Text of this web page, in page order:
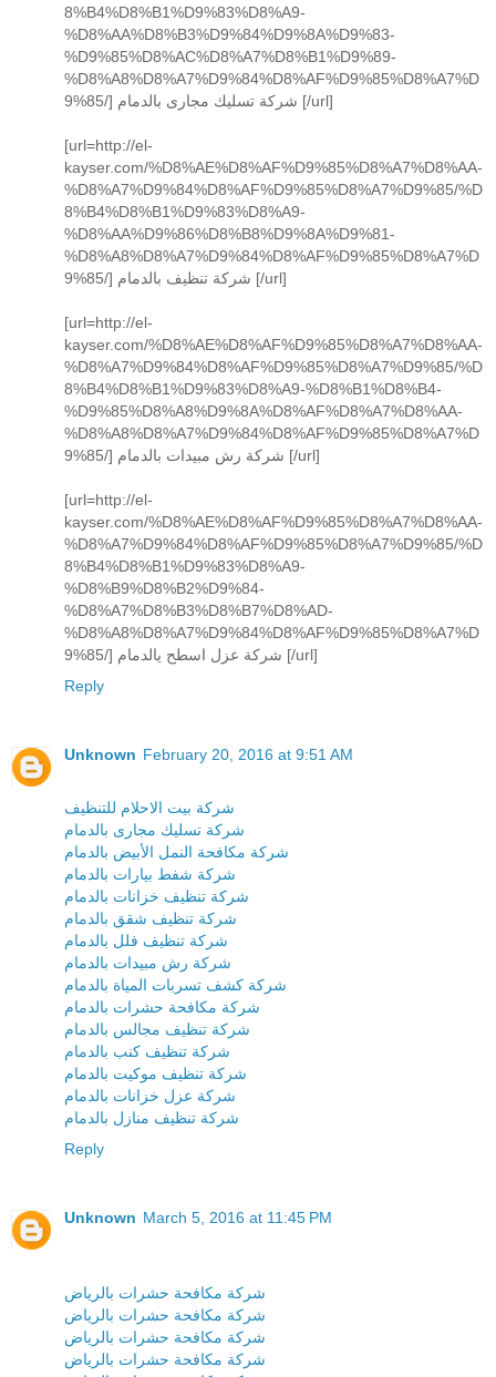
8%B4%D8%B1%D9%83%D8%A9-
%D8%AA%D8%B3%D9%84%D9%8A%D9%83-
%D9%85%D8%AC%D8%A7%D8%B1%D9%89-
%D8%A8%D8%A7%D9%84%D8%AF%D9%85%D8%A7%D
9%85/] شركة تسليك مجارى بالدمام [/url]
[url=http://el-
kayser.com/%D8%AE%D8%AF%D9%85%D8%A7%D8%AA-
%D8%A7%D9%84%D8%AF%D9%85%D8%A7%D9%85/%D
8%B4%D8%B1%D9%83%D8%A9-
%D8%AA%D9%86%D8%B8%D9%8A%D9%81-
%D8%A8%D8%A7%D9%84%D8%AF%D9%85%D8%A7%D
9%85/] شركة تنظيف بالدمام [/url]
[url=http://el-
kayser.com/%D8%AE%D8%AF%D9%85%D8%A7%D8%AA-
%D8%A7%D9%84%D8%AF%D9%85%D8%A7%D9%85/%D
8%B4%D8%B1%D9%83%D8%A9-%D8%B1%D8%B4-
%D9%85%D8%A8%D9%8A%D8%AF%D8%A7%D8%AA-
%D8%A8%D8%A7%D9%84%D8%AF%D9%85%D8%A7%D
9%85/] شركة رش مبيدات بالدمام [/url]
[url=http://el-
kayser.com/%D8%AE%D8%AF%D9%85%D8%A7%D8%AA-
%D8%A7%D9%84%D8%AF%D9%85%D8%A7%D9%85/%D
8%B4%D8%B1%D9%83%D8%A9-
%D8%B9%D8%B2%D9%84-
%D8%A7%D8%B3%D8%B7%D8%AD-
%D8%A8%D8%A7%D9%84%D8%AF%D9%85%D8%A7%D
9%85/] شركة عزل اسطح يالدمام [/url]
Reply
Unknown February 20, 2016 at 9:51 AM
شركة بيت الاحلام للتنظيف
شركة تسليك مجارى بالدمام
شركة مكافحة النمل الأبيض بالدمام
شركة شفط بيارات بالدمام
شركة تنظيف خزانات بالدمام
شركة تنظيف شقق بالدمام
شركة تنظيف فلل بالدمام
شركة رش مبيدات بالدمام
شركة كشف تسربات المياة بالدمام
شركة مكافحة حشرات بالدمام
شركة تنظيف مجالس بالدمام
شركة تنظيف كنب بالدمام
شركة تنظيف موكيت بالدمام
شركة عزل خزانات بالدمام
شركة تنظيف منازل بالدمام
Reply
Unknown March 5, 2016 at 11:45 PM
شركة مكافحة حشرات بالرياض
شركة مكافحة حشرات بالرياض
شركة مكافحة حشرات بالرياض
شركة مكافحة حشرات بالرياض